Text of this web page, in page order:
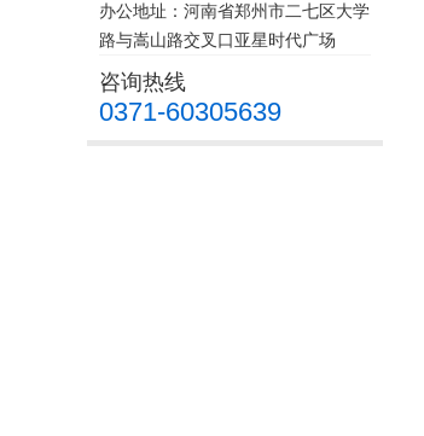
办公地址：河南省郑州市二七区大学
路与嵩山路交叉口亚星时代广场
咨询热线
0371-60305639